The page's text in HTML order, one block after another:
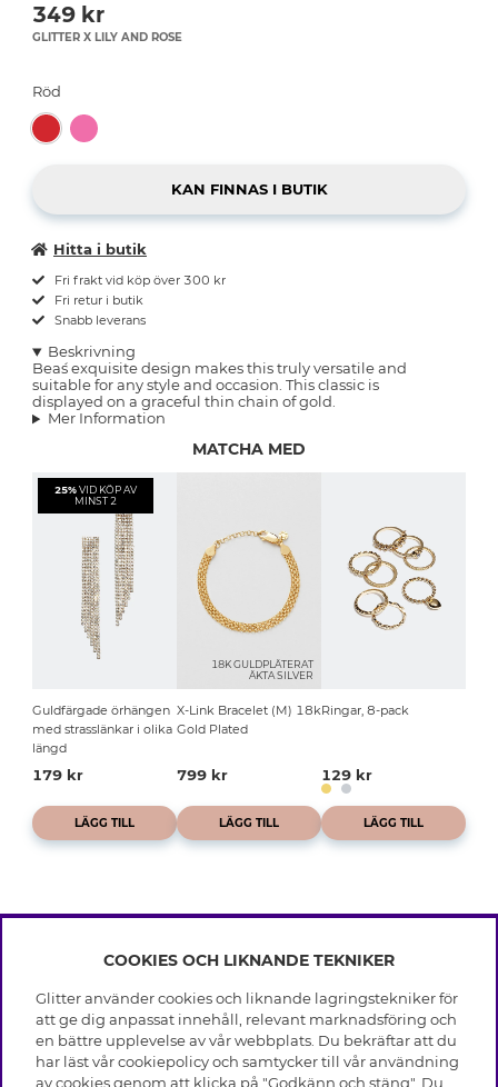
349 kr
GLITTER X LILY AND ROSE
Röd
Hitta i butik
Fri frakt vid köp över 300 kr
Fri retur i butik
Snabb leverans
Beskrivning
Bea´s exquisite design makes this truly versatile and
suitable for any style and occasion. This classic is
displayed on a graceful thin chain of gold.
Mer Information
MATCHA MED
25% VID KÖP AV
MINST 2
Guldfärgade örhängen
med strasslänkar i olika
längd
179 kr
LÄGG TILL
18K GULDPLÄTERAT
ÄKTA SILVER
X-Link Bracelet (M) 18k
Gold Plated
799 kr
LÄGG TILL
Ringar, 8-pack
129 kr
LÄGG TILL
INFO
Leverans
Villkor
Integritetspolicy
Cookies
OM GLITTER
Black Friday
COOKIES OCH LIKNANDE TEKNIKER
Glitter använder cookies och liknande lagringstekniker för
att ge dig anpassat innehåll, relevant marknadsföring och
en bättre upplevelse av vår webbplats. Du bekräftar att du
har läst vår cookiepolicy och samtycker till vår användning
av cookies genom att klicka på "Godkänn och stäng". Du